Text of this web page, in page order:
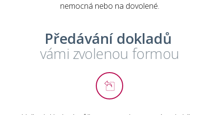
nemocná nebo na dovolené.
Předávání dokladů
vámi zvolenou formou